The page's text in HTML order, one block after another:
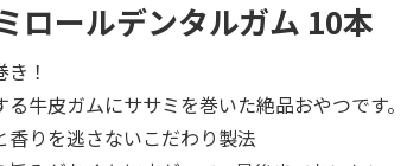
ロールデンタルガム 10本
！
牛皮ガムにササミを巻いた絶品おやつです。
香りを逃さないこだわり製法